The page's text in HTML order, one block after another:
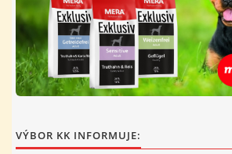
VÝBOR KK
VÝBOR KK INFORMUJE: